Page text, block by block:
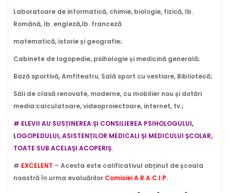
Laboratoare de informatică, chimie, biologie, fizică, lb.
Română, lb. engleză,lb. franceză
matematică, istorieși geografie;
Cabinete de logopedie, psihologie și medicină generală;
Bază sportivă, Amfiteatru, Sală sport cu vestiare, Bibliotecă;
Săli de clasă renovate, moderne, cu mobilier nou și dotări
media:calculatoare, videoproiectoare, internet, tv.;
# ELEVII AU SUSȚINEREA ȘI CONSILIEREA PSIHOLOGULUI,
LOGOPEDULUI, ASISTENȚILOR MEDICALI ȘI MEDICULUI ȘCOLAR,
TOATE SUB ACELAȘI ACOPERIȘ.
# EXCELENT – Acesta este calificativul obținut de școala
noastră în urma evaluărilor Comisiei A.R.A.C.I.P.